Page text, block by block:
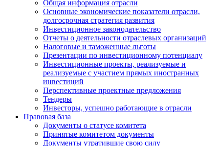
Общая информация отрасли
Основные экономические показатели отрасли,
долгосрочная стратегия развития
Инвестиционное законодательство
Отчеты о деятельности отраслевых организаций
Налоговые и таможенные льготы
Презентации по инвестиционному потенциалу
Инвестиционные проекты, реализуемые и
реализуемые с участием прямых иностранных
инвестиций
Перспективные проектные предложения
Тендеры
Инвесторы, успешно работающие в отрасли
Правовая база
Документы о статусе комитета
Принятые комитетом документы
Документы утратившие свою силу